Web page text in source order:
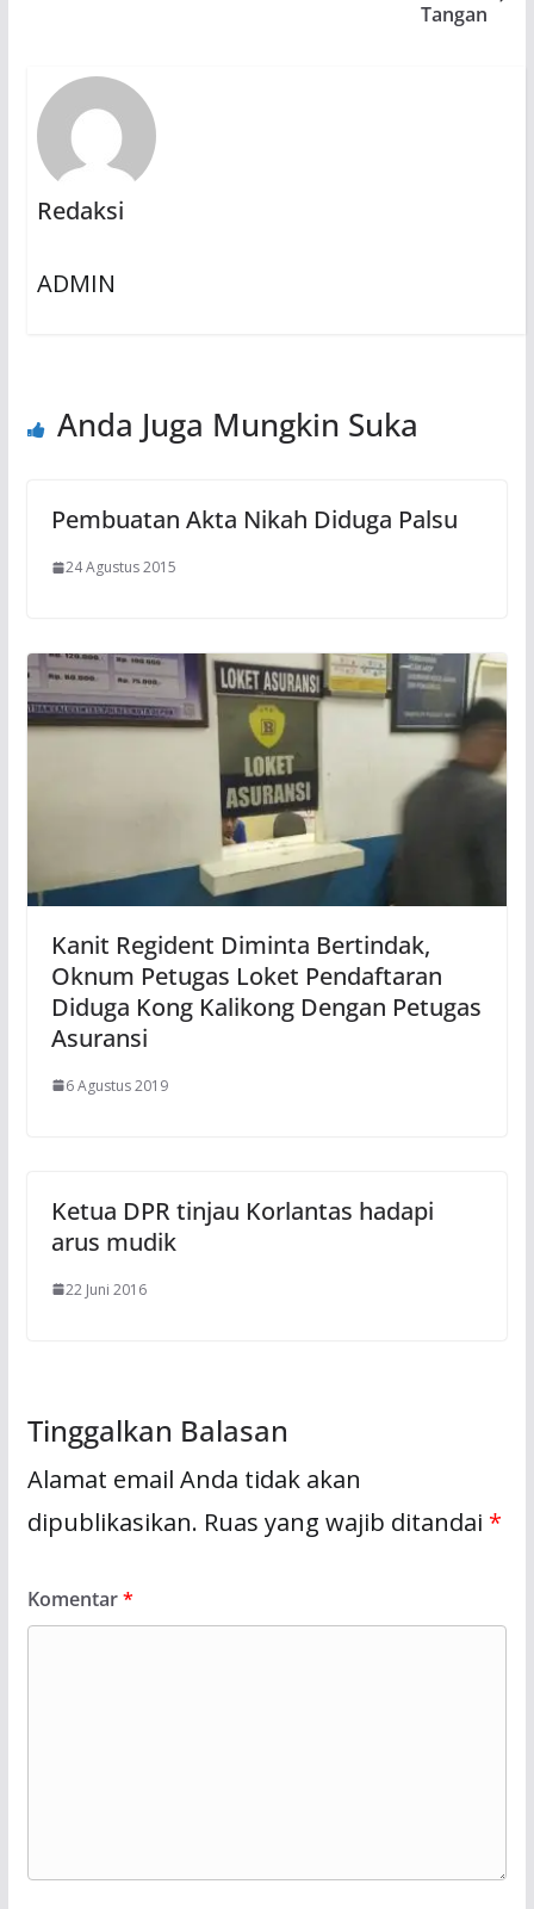
Tangan
Redaksi
ADMIN
Anda Juga Mungkin Suka
Pembuatan Akta Nikah Diduga Palsu
24 Agustus 2015
Kanit Regident Diminta Bertindak,
Oknum Petugas Loket Pendaftaran
Diduga Kong Kalikong Dengan Petugas
Asuransi
6 Agustus 2019
Ketua DPR tinjau Korlantas hadapi
arus mudik
22 Juni 2016
Tinggalkan Balasan
Alamat email Anda tidak akan
dipublikasikan. Ruas yang wajib ditandai *
Komentar*